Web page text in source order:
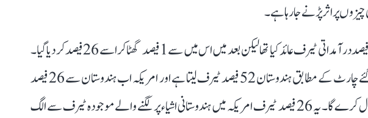
پر اثر پڑنے جا رہا ہے۔
امریکہ نے ہندوستان پر پہلے 27 فیصد درآمداتی ٹیرف عائد کیا تھا لیکن بعد میں اس میں سے 1 فیصد گھٹا کر اسے 26 فیصد کر دیا گیا۔
ٹرمپ کی طرف سے پیش کیے گئے چارٹ کے مطابق ہندوستان 52 فیصد ٹیرف لیتا ہے اور امریکہ اب ہندوستان سے 26 فیصد
ٹیرف کا رعایتی جوابی ٹیرف وصول کرے گا۔ یہ 26 فیصد ٹیرف امریکہ میں ہندوستانی اشیاء پر لگنے والے موجودہ ٹیرف سے الگ